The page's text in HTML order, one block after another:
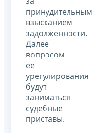
принудительным
взысканием
задолженности.
Далее
вопросом
ее
урегулирования
будут
заниматься
судебные
приставы.